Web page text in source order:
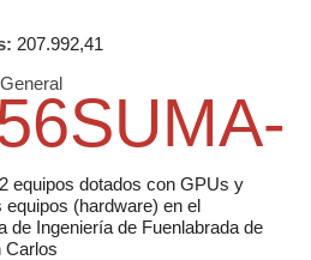
207.992,41
equipos dotados con GPUs y
(hardware) en el
de Ingeniería de Fuenlabrada de
Carlos